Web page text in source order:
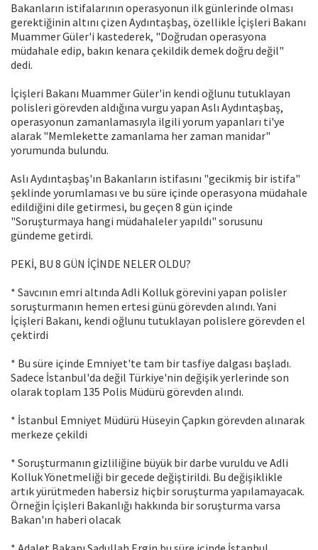
Bakanların istifalarının operasyonun ilk günlerinde olması
gerektiğinin altını çizen Aydıntaşbaş, özellikle İçişleri Bakanı
Muammer Güler'i kastederek, "Doğrudan operasyona
müdahale edip, bakın kenara çekildik demek doğru değil"
dedi.
İçişleri Bakanı Muammer Güler'in kendi oğlunu tutuklayan
polisleri görevden aldığına vurgu yapan Aslı Aydıntaşbaş,
operasyonun zamanlamasıyla ilgili yorum yapanları ti'ye
alarak "Memlekette zamanlama her zaman manidar"
yorumunda bulundu.
Aslı Aydıntaşbaş'ın Bakanların istifasını "gecikmiş bir istifa"
şeklinde yorumlaması ve bu süre içinde operasyona müdahale
edildiğini dile getirmesi, bu geçen 8 gün içinde
"Soruşturmaya hangi müdahaleler yapıldı" sorusunu
gündeme getirdi.
PEKİ, BU 8 GÜN İÇİNDE NELER OLDU?
* Savcının emri altında Adli Kolluk görevini yapan polisler
soruşturmanın hemen ertesi günü görevden alındı. Yani
İçişleri Bakanı, kendi oğlunu tutuklayan polislere görevden el
çektirdi
* Bu süre içinde Emniyet'te tam bir tasfiye dalgası başladı.
Sadece İstanbul'da değil Türkiye'nin değişik yerlerinde son
olarak toplam 135 Polis Müdürü görevden alındı.
* İstanbul Emniyet Müdürü Hüseyin Çapkın görevden alınarak
merkeze çekildi
* Soruşturmanın gizliliğine büyük bir darbe vuruldu ve Adli
Kolluk Yönetmeliği bir gecede değiştirildi. Bu değişiklikle
artık yürütmeden habersiz hiçbir soruşturma yapılamayacak.
Örneğin İçişleri Bakanlığı hakkında bir soruşturma varsa
Bakan'ın haberi olacak